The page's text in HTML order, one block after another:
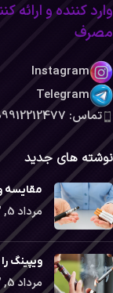
وارد کننده و ارائه
مصرف
Instagram
Telegram
تماس: 09912212477-09123375096
نوشته های جدید
مقایسه
مرداد 5, 1402
ویپینگ
مرداد 5, 1402